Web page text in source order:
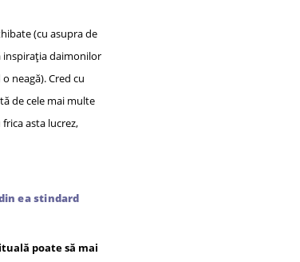
(cu asupra de
inspirația daimonilor
neagă). Cred cu
de cele mai multe
asta lucrez,
ea stindard
poate să mai